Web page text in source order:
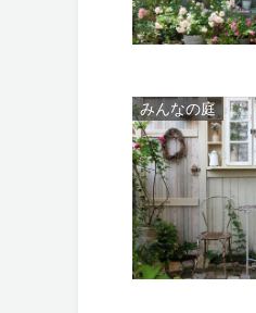
みんなの庭